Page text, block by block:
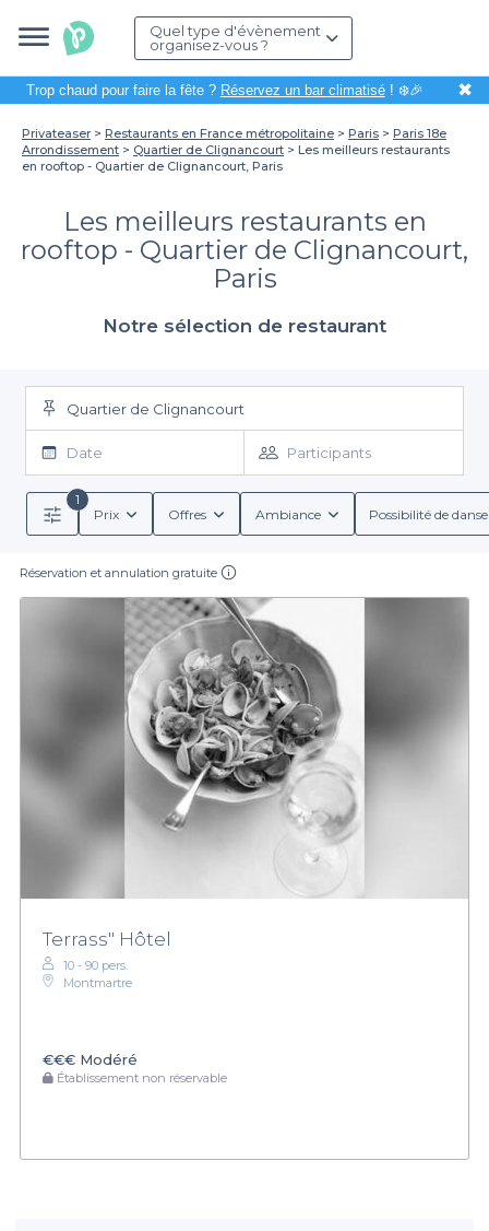
Quel type d'évènement
organisez-vous ?
Trop chaud pour faire la fête ? Réservez un bar climatisé! ❄️🎉 ✖
Privateaser Restaurants en France métropolitaine Paris
Paris 18e
Arrondissement
Quartier de Clignancourt
Les meilleurs restaurants
en rooftop - Quartier de Clignancourt, Paris
Les meilleurs restaurants en
rooftop - Quartier de Clignancourt,
Paris
Notre sélection de restaurant
Quartier de Clignancourt
Date Participants
1
Prix
Offres Ambiance Possibilité de
Réservation et annulation gratuite
Terrass" Hôtel
10 - 90 pers.
Montmartre
€€€ Modéré
Établissement non réservable